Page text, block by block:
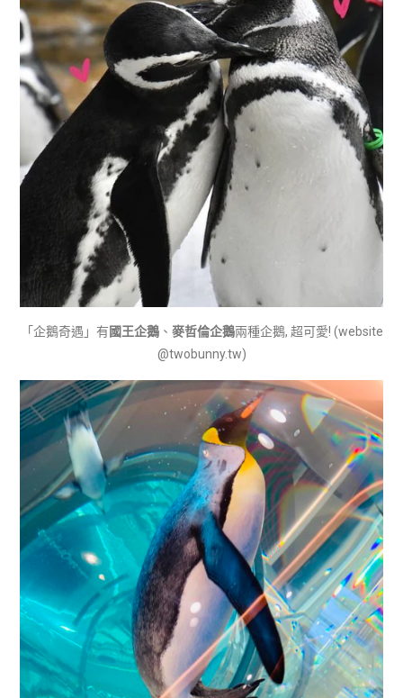
「企鵝奇遇」有國王企鵝、 麥哲倫企鵝兩種企鵝, 超可愛! (website
@twobunny.tw)